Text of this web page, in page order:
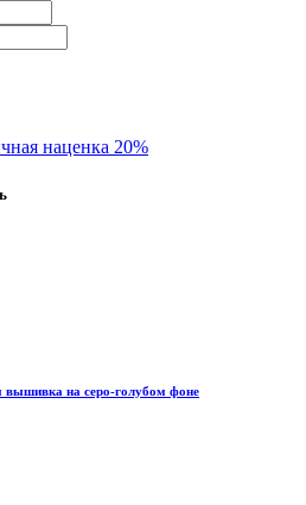
наценка 20%
вышивка на серо-голубом фоне